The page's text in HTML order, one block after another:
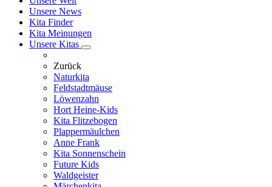
Unsere News
Kita Finder
Kita Meinungen
Unsere Kitas
Zurück
Naturkita
Feldstadtmäuse
Löwenzahn
Hort Heine-Kids
Kita Flitzebogen
Plappermäulchen
Anne Frank
Kita Sonnenschein
Future Kids
Waldgeister